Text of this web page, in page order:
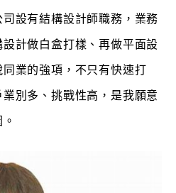
設有結構設計師職務，業務
計做白盒打樣、再做平面設
業的強項，不只有快速打
別多、挑戰性高，是我願意